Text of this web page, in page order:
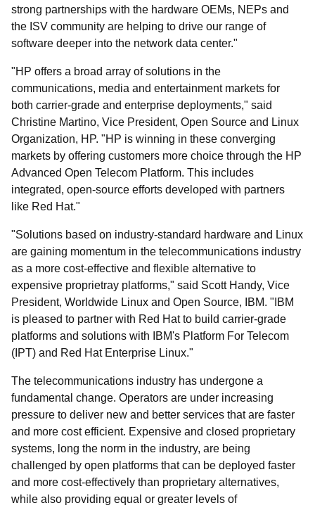
strong partnerships with the hardware OEMs, NEPs and
the ISV community are helping to drive our range of
software deeper into the network data center."
"HP offers a broad array of solutions in the
communications, media and entertainment markets for
both carrier-grade and enterprise deployments," said
Christine Martino, Vice President, Open Source and Linux
Organization, HP. "HP is winning in these converging
markets by offering customers more choice through the HP
Advanced Open Telecom Platform. This includes
integrated, open-source efforts developed with partners
like Red Hat."
"Solutions based on industry-standard hardware and Linux
are gaining momentum in the telecommunications industry
as a more cost-effective and flexible alternative to
expensive proprietray platforms," said Scott Handy, Vice
President, Worldwide Linux and Open Source, IBM. "IBM
is pleased to partner with Red Hat to build carrier-grade
platforms and solutions with IBM's Platform For Telecom
(IPT) and Red Hat Enterprise Linux."
The telecommunications industry has undergone a
fundamental change. Operators are under increasing
pressure to deliver new and better services that are faster
and more cost efficient. Expensive and closed proprietary
systems, long the norm in the industry, are being
challenged by open platforms that can be deployed faster
and more cost-effectively than proprietary alternatives,
while also providing equal or greater levels of